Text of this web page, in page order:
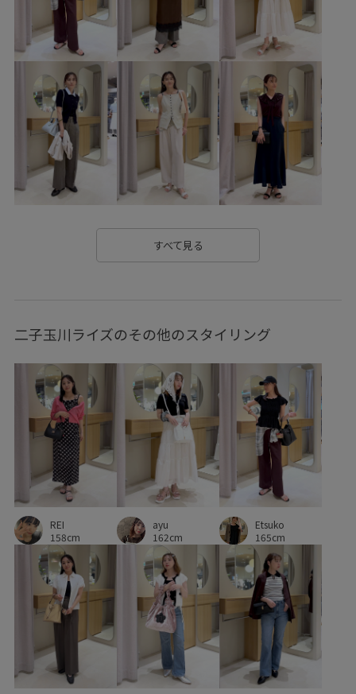
vis_pickuptops VIS_smallsize
vis_STAYC240502 VIS_TIMESALE Wpickup_items
Wtops_pickup きれいめ さらりとした アクセント
インナーとして イージーケア オフホワイト
オールインワン カジュアル カップ付き コットン
コラボ コラボアイテム ゴム仕様 シアー シャツ
ジャケット スタイリング スッキリ ストラップ
タック
テレコ素材 デイリー使い
ベルト ベーシック ホワイト ポケット付き
ポリエステル リュック リラックス感 ロゴ刺繍
ワンピース 別注 別注アイテム
別注コラボバッグ 刺繍がかわいい 合わせやすい
幅広 普段使い
普段使いも出来る 楽ちん 洗濯機で洗える
活躍するアイテム 着丈が選べる 着心地が良い
美easyスタイル 軽くて使いやすい
軽やかな素材感
すべて見る
二子玉川ライズのその他のスタイリング
REI
158cm
ayu
162cm
Etsuko
165cm